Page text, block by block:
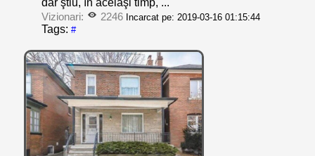
dar ştiu, în acelaşi timp, ...
Vizionari:
2246 Incarcat pe: 2019-03-16 01:15:44
Tags: #